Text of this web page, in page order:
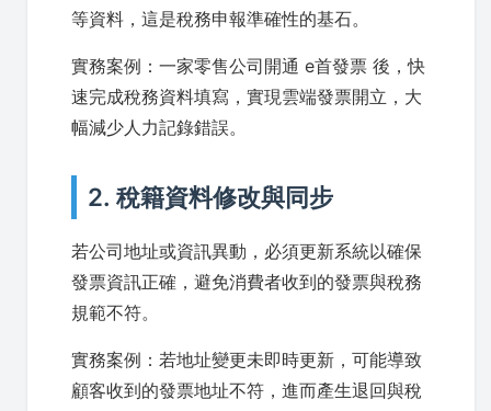
等資料，這是稅務申報準確性的基石。
實務案例：一家零售公司開通 e首發票 後，快
速完成稅務資料填寫，實現雲端發票開立，大
幅減少人力記錄錯誤。
2. 稅籍資料修改與同步
若公司地址或資訊異動，必須更新系統以確保
發票資訊正確，避免消費者收到的發票與稅務
規範不符。
實務案例：若地址變更未即時更新，可能導致
顧客收到的發票地址不符，進而產生退回與稅